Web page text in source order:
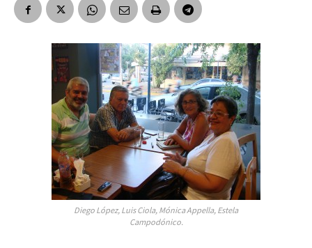
Diego López, Luis Ciola, Mónica Appella, Estela
Campodónico.